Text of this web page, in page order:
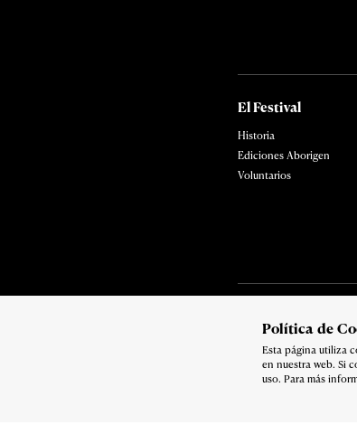
Polí­tica de
Esta página utiliza
en nuestra web. Si
uso. Para más
El Festival
Historia
Ediciones Aborigen
Voluntarios
Copyright 2026